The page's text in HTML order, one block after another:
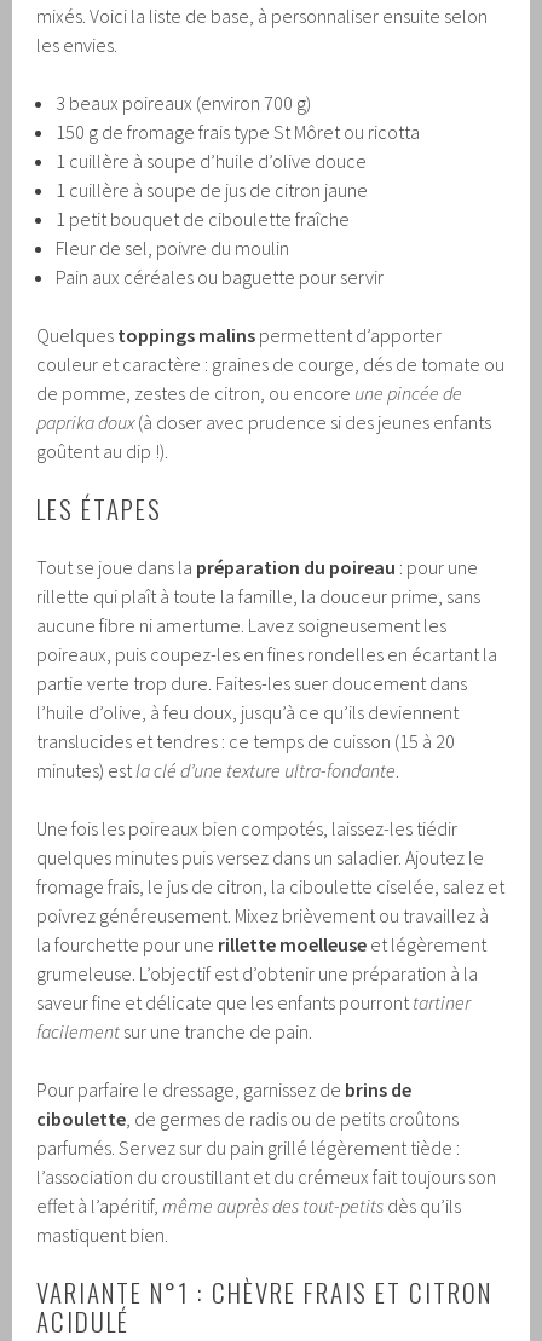
mixés. Voici la liste de base, à personnaliser ensuite selon
les envies.
3 beaux poireaux (environ 700 g)
150 g de fromage frais type St Môret ou ricotta
1 cuillère à soupe d’huile d’olive douce
1 cuillère à soupe de jus de citron jaune
1 petit bouquet de ciboulette fraîche
Fleur de sel, poivre du moulin
Pain aux céréales ou baguette pour servir
Quelques toppings malins permettent d’apporter
couleur et caractère : graines de courge, dés de tomate ou
de pomme, zestes de citron, ou encore une pincée de
paprika doux(à doser avec prudence si des jeunes enfants
goûtent au dip !).
LES ÉTAPES
Tout se joue dans la préparation du poireau : pour une
rillette qui plaît à toute la famille, la douceur prime, sans
aucune fibre ni amertume. Lavez soigneusement les
poireaux, puis coupez-les en fines rondelles en écartant la
partie verte trop dure. Faites-les suer doucement dans
l’huile d’olive, à feu doux, jusqu’à ce qu’ils deviennent
translucides et tendres : ce temps de cuisson (15 à 20
minutes) est la clé d’une texture ultra-fondante
Une fois les poireaux bien compotés, laissez-les tiédir
quelques minutes puis versez dans un saladier. Ajoutez le
fromage frais, le jus de citron, la ciboulette ciselée, salez et
poivrez généreusement. Mixez brièvement ou travaillez à
la fourchette pour une rillette moelleuse et légèrement
grumeleuse. L’objectif est d’obtenir une préparation à la
saveur fine et délicate que les enfants pourront tartiner
facilement sur une tranche de pain.
Pour parfaire le dressage, garnissez de brins de
ciboulette , de germes de radis ou de petits croûtons
parfumés. Servez sur du pain grillé légèrement tiède :
l’association du croustillant et du crémeux fait toujours son
effet à l’apéritif, même auprès des tout-petits dès qu’ils
mastiquent bien.
VARIANTE N°1 : CHÈVRE FRAIS ET CITRON
ACIDULÉ